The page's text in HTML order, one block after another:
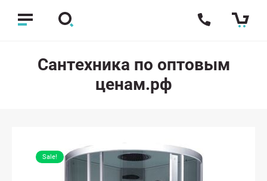
Сантехника по оптовым
ценам.рф
Sale!